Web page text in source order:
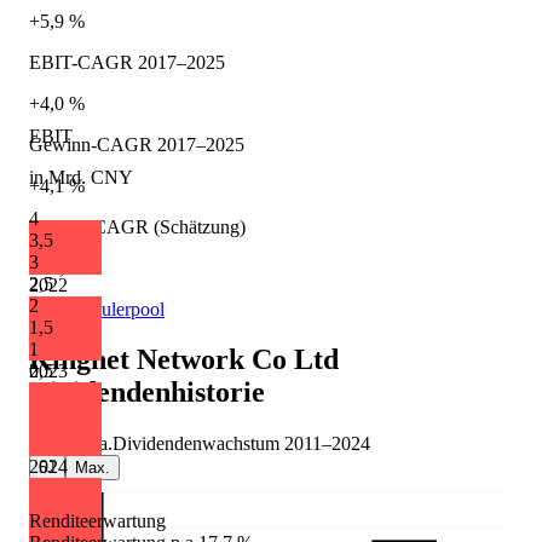
2022
2023
2024
EBIT
in Mrd. CNY
4
3,5
3
2,5
2
1,5
1
0,5
Renditeerwartung
+5,9 %
EBIT-CAGR 2017–2025
+4,0 %
Gewinn-CAGR 2017–2025
+4,1 %
Umsatz-CAGR (Schätzung)
+17,6 %
Quelle: Eulerpool
Kingnet Network Co Ltd
Dividendenhistorie
p.a.Dividendenwachstum 2011–2024
5J Max.